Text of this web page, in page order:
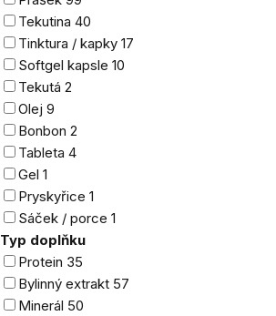
Tekutina 40
Tinktura / kapky 17
Softgel kapsle 10
Tekutá 2
Olej 9
Bonbon 2
Tableta 4
Gel 1
Pryskyřice 1
Sáček / porce 1
Typ doplňku
Protein 35
Bylinný extrakt 57
Minerál 50